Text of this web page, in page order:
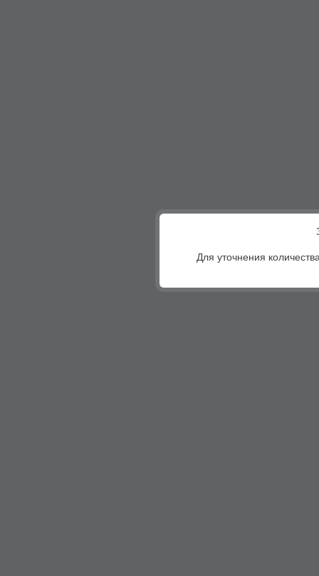
Для уточнения